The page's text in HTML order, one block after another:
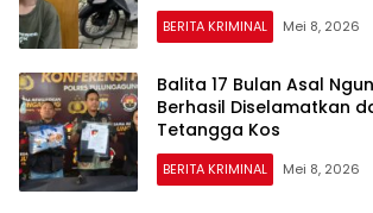
BERITA KRIMINAL Mei 8, 2026
Balita 17 Bulan Asal
Berhasil Diselamatkan
Tetangga Kos
BERITA KRIMINAL Mei 8, 2026